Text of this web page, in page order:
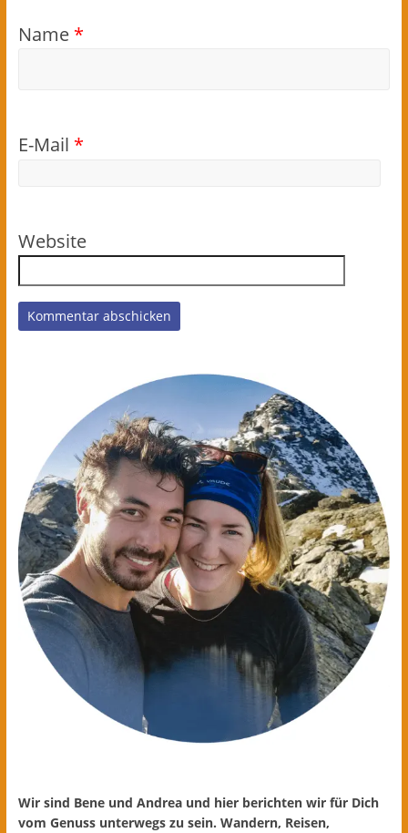
Name *
E-Mail *
Website
Wir sind Bene und Andrea und hier berichten wir für Dich
vom Genuss unterwegs zu sein. Wandern, Reisen,